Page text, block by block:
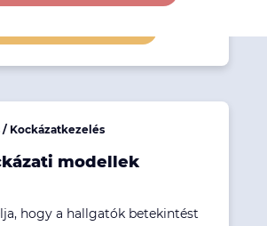
Kockázatkezelés
modellek
hogy a hallgatók betekintést